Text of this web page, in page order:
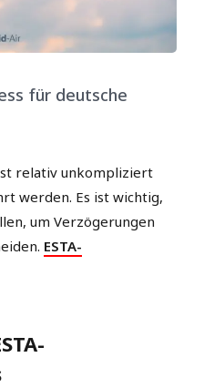
für deutsche
relativ unkompliziert
werden. Es ist wichtig,
um Verzögerungen
ESTA-